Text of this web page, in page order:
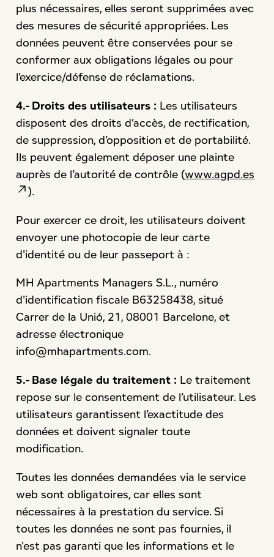
plus nécessaires, elles seront supprimées avec
des mesures de sécurité appropriées. Les
données peuvent être conservées pour se
conformer aux obligations légales ou pour
l’exercice/défense de réclamations.
4.- Droits des utilisateurs : Les utilisateurs
disposent des droits d’accès, de rectification,
de suppression, d’opposition et de portabilité.
Ils peuvent également déposer une plainte
auprès de l’autorité de contrôle (www.agpd.es
).
Pour exercer ce droit, les utilisateurs doivent
envoyer une photocopie de leur carte
d'identité ou de leur passeport à :
MH Apartments Managers S.L., numéro
d'identification fiscale B63258438, situé
Carrer de la Unió, 21, 08001 Barcelone, et
adresse électronique
info@mhapartments.com.
5.- Base légale du traitement : Le traitement
repose sur le consentement de l’utilisateur. Les
utilisateurs garantissent l’exactitude des
données et doivent signaler toute
modification.
Toutes les données demandées via le service
web sont obligatoires, car elles sont
nécessaires à la prestation du service. Si
toutes les données ne sont pas fournies, il
n'est pas garanti que les informations et le